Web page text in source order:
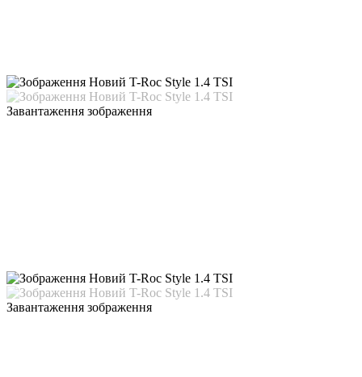
Завантаження зображення
Завантаження зображення